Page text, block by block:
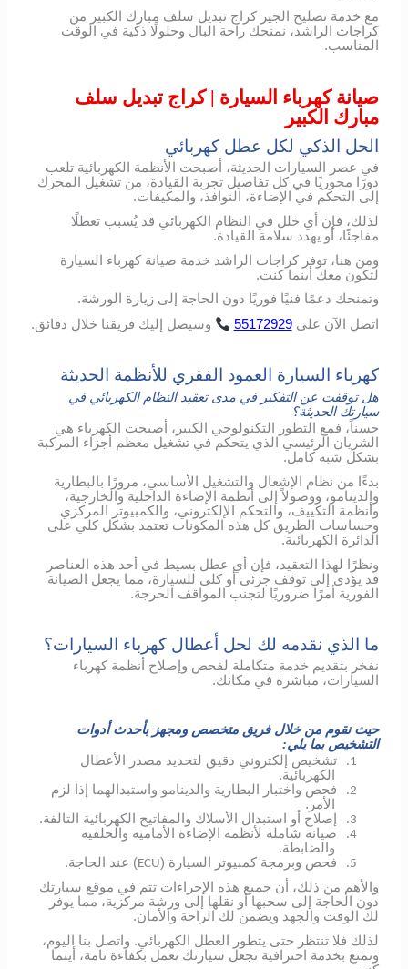
مع خدمة تصليح الجير كراج تبديل سلف مبارك الكبير من
كراجات الراشد، نمنحك راحة البال وحلولًا ذكية في الوقت
المناسب.
صيانة كهرباء السيارة | كراج تبديل سلف
مبارك الكبير
الحل الذكي لكل عطل كهربائي
في عصر السيارات الحديثة، أصبحت الأنظمة الكهربائية تلعب
دورًا محوريًا في كل تفاصيل تجربة القيادة، من تشغيل المحرك
إلى التحكم في الإضاءة، النوافذ، والمكيفات.
لذلك، فإن أي خلل في النظام الكهربائي قد يُسبب تعطلًا
مفاجئًا، أو يهدد سلامة القيادة.
ومن هنا، توفر كراجات الراشد خدمة صيانة كهرباء السيارة
لتكون معك أينما كنت.
وتمنحك دعمًا فنيًا فوريًا دون الحاجة إلى زيارة الورشة.
اتصل
الآن على 55172929 وسيصل إليك فريقنا خلال دقائق.
كهرباء السيارة العمود الفقري للأنظمة الحديثة
هل توقفت عن التفكير في مدى تعقيد النظام الكهربائي في
سيارتك الحديثة؟
حسناً، فمع التطور التكنولوجي الكبير، أصبحت الكهرباء هي
الشريان الرئيسي الذي يتحكم في تشغيل معظم أجزاء المركبة
بشكل شبه كامل.
بدءًا من نظام الإشعال والتشغيل الأساسي، مرورًا بالبطارية
والدينامو، ووصولاً إلى أنظمة الإضاءة الداخلية والخارجية،
وأنظمة التكييف، والتحكم الإلكتروني، والكمبيوتر المركزي
وحساسات الطريق كل هذه المكونات تعتمد بشكل كلي على
الدائرة الكهربائية.
ونظرًا لهذا التعقيد، فإن أي عطل بسيط في أحد هذه العناصر
قد يؤدي إلى توقف جزئي أو كلي للسيارة، مما يجعل الصيانة
الفورية أمرًا ضروريًا لتجنب المواقف الحرجة.
ما الذي نقدمه لك لحل أعطال كهرباء السيارات؟
نفخر بتقديم خدمة متكاملة لفحص وإصلاح أنظمة كهرباء
السيارات، مباشرة في مكانك.
حيث نقوم من خلال فريق متخصص ومجهز بأحدث أدوات
التشخيص بما يلي:
1.
تشخيص إلكتروني دقيق لتحديد مصدر الأعطال
الكهربائية.
2.
فحص واختبار البطارية والدينامو واستبدالهما إذا لزم
الأمر.
3. إصلاح أو استبدال الأسلاك والمفاتيح الكهربائية التالفة.
4.
صيانة شاملة لأنظمة الإضاءة الأمامية والخلفية
والضابطة.
5. فحص وبرمجة كمبيوتر السيارة (ECU) عند الحاجة.
والأهم من ذلك، أن جميع هذه الإجراءات تتم في موقع سيارتك
دون الحاجة إلى سحبها أو نقلها إلى ورشة مركزية، مما يوفر
لك الوقت والجهد ويضمن لك الراحة والأمان.
لذلك فلا تنتظر حتى يتطور العطل الكهربائي. واتصل بنا اليوم،
وتمتع بخدمة احترافية تجعل سيارتك تعمل بكفاءة تامة، أينما